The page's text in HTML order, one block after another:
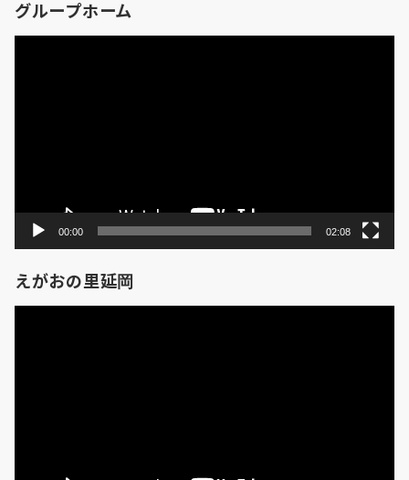
グループホーム
00:00 02:08
えがおの里延岡